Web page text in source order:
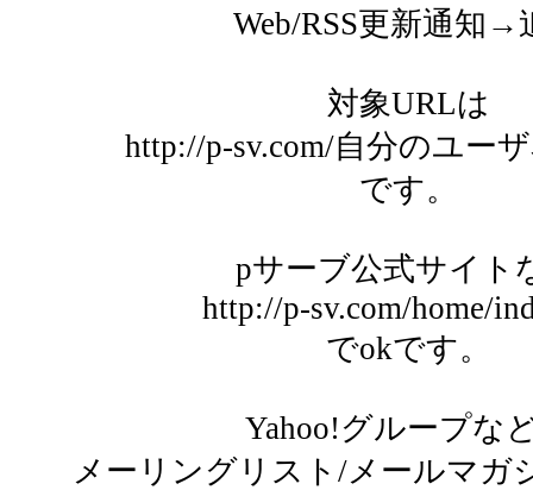
Web/RSS更新通知→
対象URLは
http://p-sv.com/自分のユー
です。
pサーブ公式サイト
http://p-sv.com/home/
でokです。
Yahoo!グループな
メーリングリスト/メールマガ